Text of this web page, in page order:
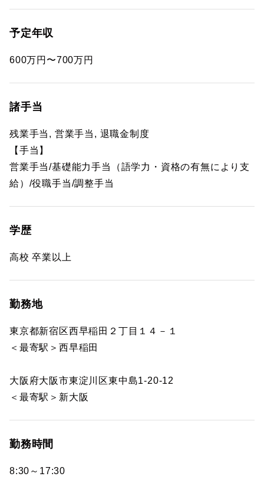
予定年収
600万円〜700万円
諸手当
残業手当, 営業手当, 退職金制度
【手当】
営業手当/基礎能力手当（語学力・資格の有無により支
給）/役職手当/調整手当
学歴
高校 卒業以上
勤務地
東京都新宿区西早稲田２丁目１４－１
＜最寄駅＞西早稲田
大阪府大阪市東淀川区東中島1-20-12
＜最寄駅＞新大阪
勤務時間
8:30～17:30